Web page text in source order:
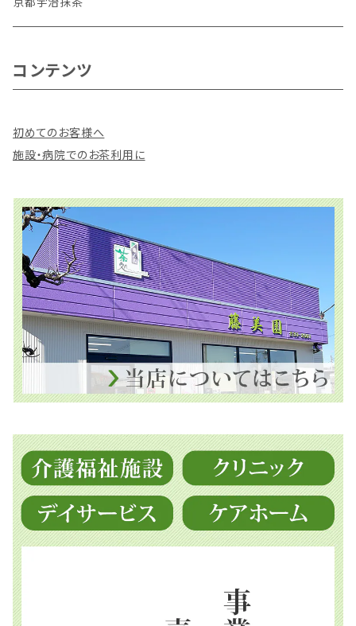
抹茶入玄米茶
コンテンツ
初めてのお客様へ
施設・病院でのお茶利用に